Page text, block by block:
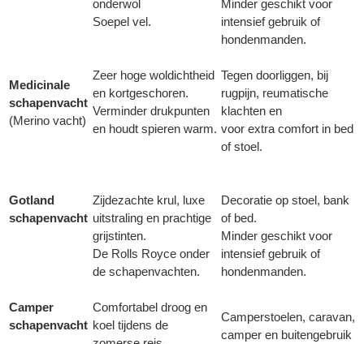
onderwol
Soepel vel.
Minder geschikt voor
intensief gebruik of
hondenmanden.
Medicinale
schapenvacht
(Merino vacht)
Zeer hoge woldichtheid
en kortgeschoren.
Verminder drukpunten
en houdt spieren warm.
Tegen doorliggen, bij
rugpijn, reumatische
klachten en
voor extra comfort in bed
of stoel.
Gotland
schapenvacht
Zijdezachte krul, luxe
uitstraling en prachtige
grijstinten.
De Rolls Royce onder
de schapenvachten.
Decoratie op stoel, bank
of bed.
Minder geschikt voor
intensief gebruik of
hondenmanden.
Camper
schapenvacht
Comfortabel droog en
koel tijdens de
Camperstoelen, caravan,
camper en buitengebruik